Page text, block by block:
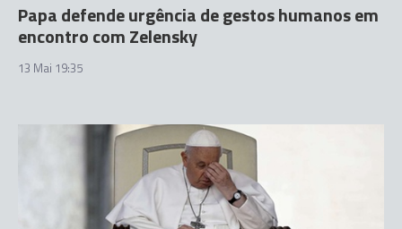
Papa defende urgência de gestos humanos em
encontro com Zelensky
13 Mai 19:35